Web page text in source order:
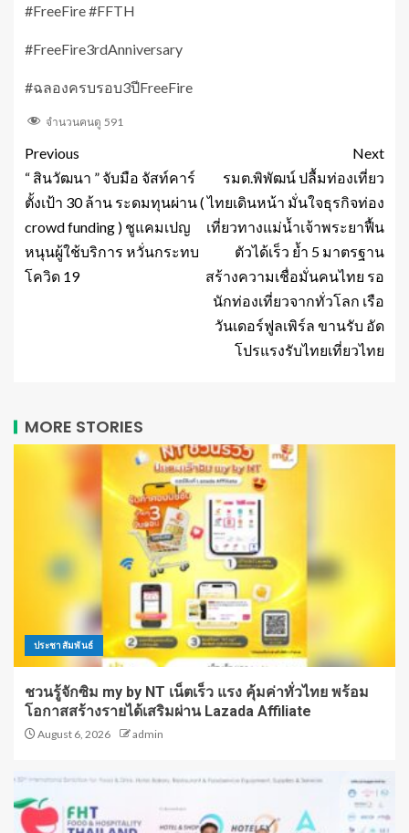
#FreeFire #FFTH
#FreeFire3rdAnniversary
#ฉลองครบรอบ3ปีFreeFire
จำนวนคนดู 591
Previous
“ สินวัฒนา ” จับมือ จัสท์คาร์
ตั้งเป้า 30 ล้าน ระดมทุนผ่าน (
crowd funding ) ชูแคมเปญ
หนุนผู้ใช้บริการ หวั่นกระทบ
โควิด 19
Next
รมต.พิพัฒน์ ปลื้มท่องเที่ยว
ไทยเดินหน้า มั่นใจธุรกิจท่อง
เที่ยวทางแม่น้ำเจ้าพระยาฟื้น
ตัวได้เร็ว ย้ำ 5 มาตรฐาน
สร้างความเชื่อมั่นคนไทย รอ
นักท่องเที่ยวจากทั่วโลก เรือ
วันเดอร์ฟูลเพิร์ล ขานรับ อัด
โปรแรงรับไทยเที่ยวไทย
MORE STORIES
ประชาสัมพันธ์
ชวนรู้จักซิม my by NT เน็ตเร็ว แรง คุ้มค่าทั่วไทย พร้อม
โอกาสสร้างรายได้เสริมผ่าน Lazada Affiliate
August 6, 2026 admin